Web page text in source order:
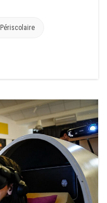
Périscolaire